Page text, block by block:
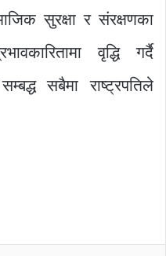
सुरक्षा र संरक्षणका
वृद्धि गर्दै
सबैमा राष्ट्रपतिले